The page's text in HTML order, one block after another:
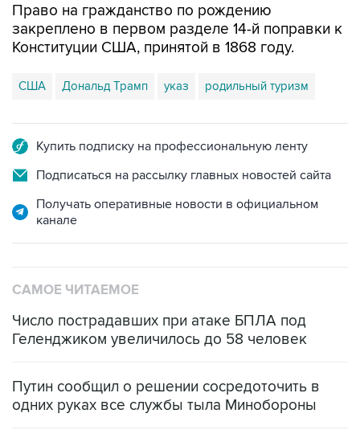
Право на гражданство по рождению
закреплено в первом разделе 14-й поправки к
Конституции США, принятой в 1868 году.
США Дональд Трамп указ родильный туризм
Купить подписку на профессиональную ленту
Подписаться на рассылку главных новостей сайта
Получать оперативные новости в официальном
канале
САМОЕ ЧИТАЕМОЕ
Число пострадавших при атаке БПЛА под
Геленджиком увеличилось до 58 человек
Путин сообщил о решении сосредоточить в
одних руках все службы тыла Минобороны